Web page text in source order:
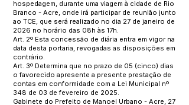
hospedagem, durante uma viagem à cidade de Rio
Branco - Acre, onde irá participar de reunião junto
ao TCE, que será realizado no dia 27 de janeiro de
2026 no horário das 08h às 17h.
Art. 2º Esta concessão de diária entra em vigor na
data desta portaria, revogadas as disposições em
contrário.
Art. 3º Determina que no prazo de 05 (cinco) dias
o favorecido apresente a presente prestação de
contas em conformidade com a Lei Municipal nº
348 de 03 de fevereiro de 2025.
Gabinete do Prefeito de Manoel Urbano - Acre, 27